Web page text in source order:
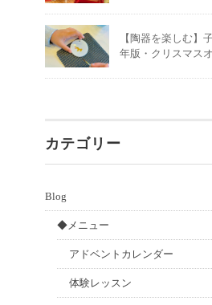
【陶器を楽しむ】
年版・クリスマス
カテゴリー
Blog
◆メニュー
アドベントカレンダー
体験レッスン